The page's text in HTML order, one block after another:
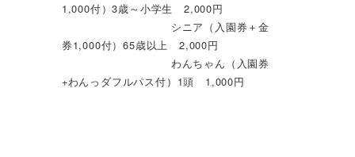
1,000付）3歳～小学生 2,000円
シニア（入園券＋金
券1,000付）65歳以上 2,000円
わんちゃん（入園券
+わんっダフルパス付）1頭 1,000円